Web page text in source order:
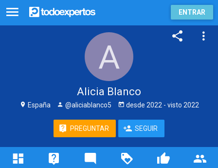
ENTRAR
Alicia Blanco
España @aliciablanco5 desde 2022 - visto 2022
PREGUNTAR SEGUIR